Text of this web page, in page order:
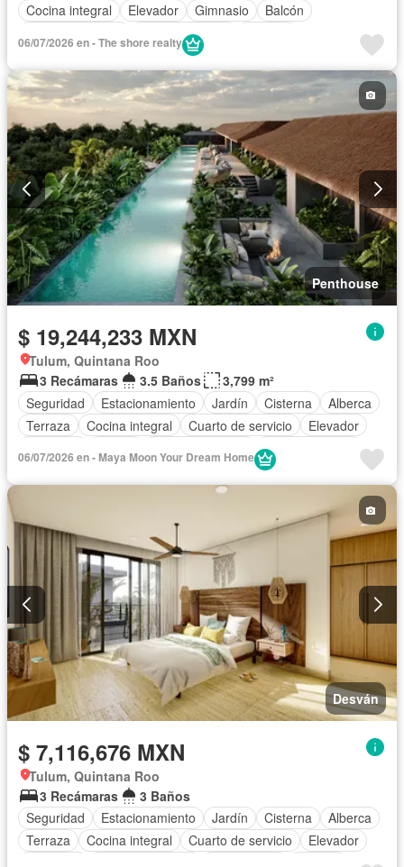
Cocina integral
Elevador Gimnasio
Balcón
Sala polivalente
Electricidad
Agua
Zonas verdes
Recámara con closet
Caseta de vigilancia
Completamente amueblado
06/07/2026 en - The shore realty
Penthouse
$ 19,244,233 MXN
Tulum, Quintana Roo
3 Recámaras
3.5 Baños
3,799 m²
Seguridad
Estacionamiento Jardín Cisterna
Alberca
Terraza
Cocina integral Cuarto de servicio
Elevador
Sala polivalente
Bodega
Aire acondicionado
Electricidad
Televisión por cable
Asador
Zonas verdes Despacho
Vista panorámica
Recámara con closet
Caseta de vigilancia
Conserje
06/07/2026 en - Maya Moon Your Dream Home
Desván
$ 7,116,676 MXN
Tulum, Quintana Roo
3 Recámaras
3 Baños
Seguridad
Estacionamiento Jardín Cisterna
Alberca
Terraza
Cocina integral Cuarto de servicio
Elevador